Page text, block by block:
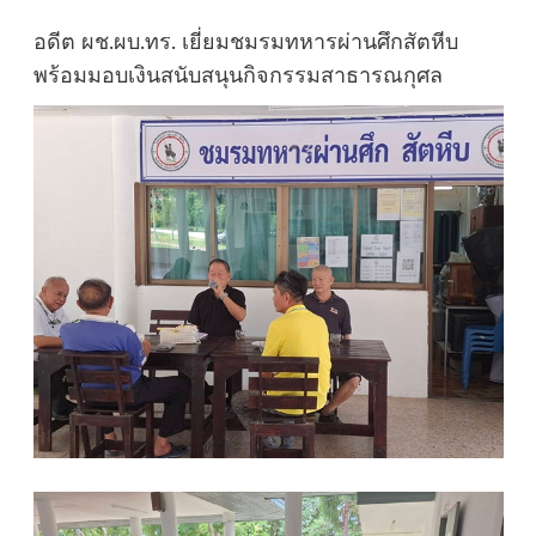
อดีต ผช.ผบ.ทร. เยี่ยมชมรมทหารผ่านศึกสัตหีบ
พร้อมมอบเงินสนับสนุนกิจกรรมสาธารณกุศล